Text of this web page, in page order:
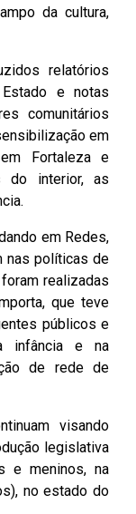
da cultura,
relatórios
e notas
comunitários
em
Fortaleza e
do interior, as
em Redes,
nas políticas de
realizadas
que teve
públicos e
infância e na
de rede de
visando
legislativa
e meninos, na
no estado do